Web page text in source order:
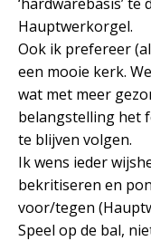
Hauptwerkorgel.
Ook ik prefereer
een mooie kerk.
wat met meer
belangstelling het
te blijven volgen.
Ik wens ieder
bekritiseren en
voor/tegen
Speel op de bal,